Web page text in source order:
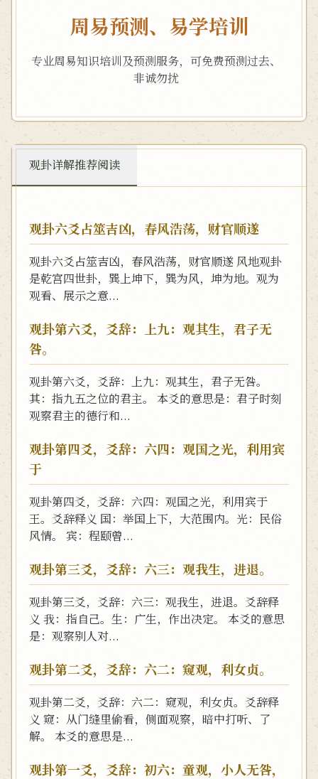
周易预测、易学培训
专业周易知识培训及预测服务，可免费预测过去、
非诚勿扰
观卦详解推荐阅读
观卦六爻占筮吉凶，春风浩荡，财官顺遂
观卦六爻占筮吉凶，春风浩荡，财官顺遂 风地观卦
是乾宫四世卦，巽上坤下，巽为风，坤为地。观为
观看、展示之意...
观卦第六爻，爻辞：上九：观其生，君子无
咎。
观卦第六爻，爻辞：上九：观其生，君子无咎。
其：指九五之位的君主。 本爻的意思是：君子时刻
观察君主的德行和...
观卦第四爻，爻辞：六四：观国之光，利用宾
于
观卦第四爻，爻辞：六四：观国之光，利用宾于
王。爻辞释义 国：举国上下，大范围内。光：民俗
风情。 宾：程颐曾...
观卦第三爻，爻辞：六三：观我生，进退。
观卦第三爻，爻辞：六三：观我生，进退。爻辞释
义 我：指自己。生：广生，作出决定。 本爻的意思
是：观察别人对...
观卦第二爻，爻辞：六二：窥观，利女贞。
观卦第二爻，爻辞：六二：窥观，利女贞。爻辞释
义 窥：从门缝里偷看，侧面观察，暗中打听、了
解。 本爻的意思是...
观卦第一爻，爻辞：初六：童观，小人无咎，